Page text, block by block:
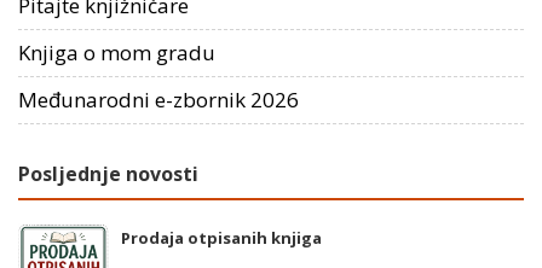
Pitajte knjižničare
Knjiga o mom gradu
Međunarodni e-zbornik 2026
Posljednje novosti
Prodaja otpisanih knjiga